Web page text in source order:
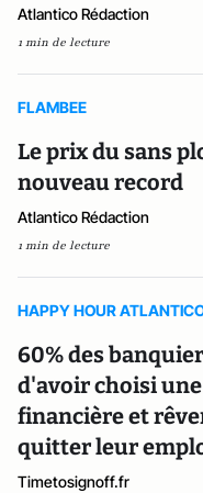
Atlantico Rédaction
1 min de lecture
FLAMBEE
Le prix du sans
nouveau record
Atlantico Rédaction
1 min de lecture
HAPPY HOUR
60% des
d'avoir choisi
financière et
quitter leur
Timetosignoff.fr